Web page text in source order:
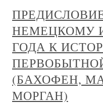
НЕМЕЦКОМУ
ГОДА К
(БАХОФЕН,
МОРГАН)